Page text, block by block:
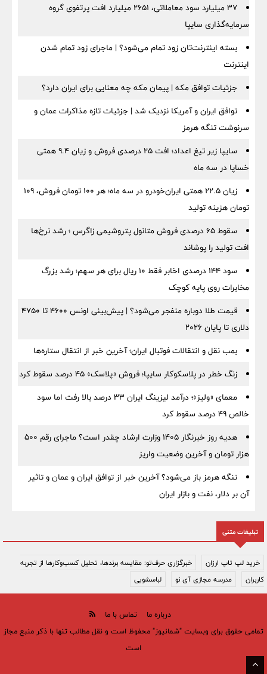
۳۷ میلیارد سود معاملاتی، ۲۶۵۱ میلیارد افت پرتفوی گروه
سرمایه‌گذاری سایپا
بسته اینترنت‌تان زود تمام می‌شود؟ | ماجرای زود تمام شدن
اینترنت
جزئیات توافق مکه | پیمان مکه چه معنایی برای ایران دارد؟
توافق ایران و آمریکا نزدیک شد | جزئیات تازه مذاکرات عمان و
سرنوشت تنگه هرمز
سایپا زیر تیغ اعداد؛ افت ۲۵ درصدی فروش و زیان ۹.۴ همتی
خساپا در سه ماه
زیان ۲۲.۵ همتی ایران‌خودرو در سه ماه؛ هر ۱۰۰ تومان فروش، ۱۰۹
تومان هزینه تولید
سقوط ۶۵ درصدی فروش متانول پتروشیمی زاگرس ؛ رشد نرخ‌ها
افت تولید را پوشاند
سود ۱۴۴ درصدی اخابر فقط ۱۰ ریال برای هر سهم؛ رشد بزرگ
مخابرات روی پایه کوچک
قیمت طلا دوباره منفجر می‌شود؟ | پیش‌بینی اونس ۴۶۰۰ تا ۴۷۵۰
دلاری تا پایان ۲۰۲۶
بمب نقل‌ و انتقالات فوتبال ایران؛ آخرین خبر از انتقال ستاره‌ها
زنگ خطر در پلاسکوکار سایپا؛ فروش «پلاسک» ۴۵ درصد سقوط کرد
معمای «ولیز»؛ درآمد لیزینگ ایران ۳۳ درصد بالا رفت اما سود
خالص ۴۹ درصد سقوط کرد
هدیه روز خبرنگار ۱۴۰۵ وزارت ارشاد چقدر است؟ ماجرای رقم ۵۰۰
هزار تومان و آخرین وضعیت واریز
تنگه هرمز باز می‌شود؟ آخرین خبر از توافق ایران و عمان و تاثیر
آن بر دلار، نفت و بازار ایران
تبلیغات متنی
خرید لپ تاپ ارزان
خبرگزاری حرف‌تو: مقایسه برندها، تحلیل کسب‌وکارها از تجربه
کاربران
مدرسه مجازی آی نو لباسشویی
درباره ما
تماس با ما
تمامی حقوق برای وبسایت "شمانیوز" محفوظ است و نقل مطالب تنها با ذکر منبع مجاز
است